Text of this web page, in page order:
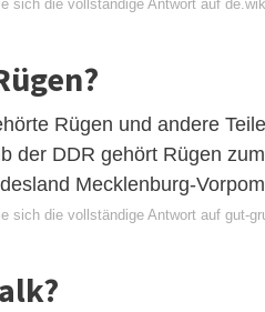
sich die vollständige Antwort auf
Rügen und andere
der DDR gehört Rügen
Mecklenburg-
sich die vollständige Antwort auf gut-